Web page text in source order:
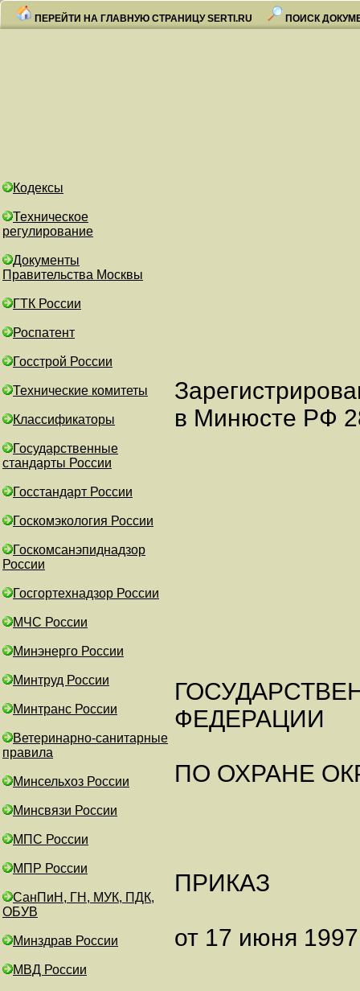
ПЕРЕЙТИ НА ГЛАВНУЮ СТРАНИЦУ SERTI.RU ПОИСК
Кодексы
Техническое
регулирование
Документы
Правительства Москвы
ГТК России
Роспатент
Госстрой России
Технические комитеты
Классификаторы
Государственные
стандарты России
Госстандарт России
Госкомэкология России
Госкомсанэпиднадзор
России
Госгортехнадзор России
МЧС России
Минэнерго России
Минтруд России
Минтранс России
Ветеринарно-санитарные
правила
Минсельхоз России
Минсвязи России
МПС России
МПР России
СанПиН, ГН, МУК, ПДК,
ОБУВ
Минздрав России
МВД России
в Минюсте РФ
ФЕДЕРАЦИИ
ПО ОХРАНЕ
ПРИКАЗ
от 17 июня 1997